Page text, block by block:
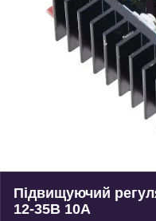
Підвищуючий
12-35В 10A